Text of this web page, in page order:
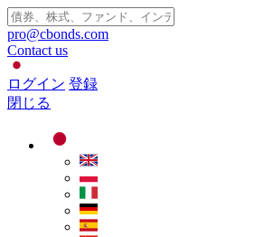
pro@cbonds.com
Contact us
ログイン 登録
閉じる